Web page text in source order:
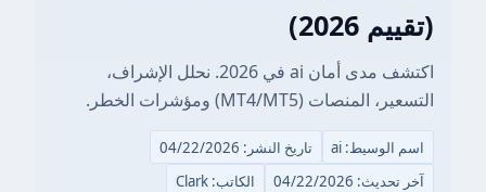
(تقييم 2026)
اكتشف مدى أمان ai في 2026. نحلل الإشراف،
التسعير، المنصات (MT4/MT5) ومؤشرات الخطر.
اسم الوسيط: ai
تاريخ النشر: 04/22/2026
آخر تحديث: 04/22/2026
الكاتب: Clark